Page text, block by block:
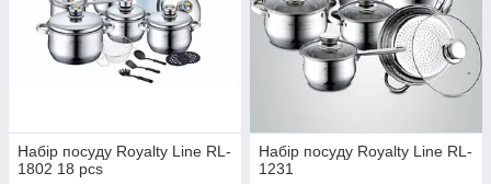
Набір посуду Royalty Line RL-
1802 18 pcs
Набір посуду Royalty Line RL-
1231